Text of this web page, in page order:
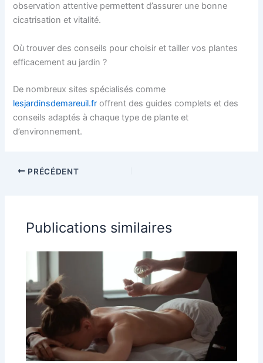
observation attentive permettent d’assurer une bonne
cicatrisation et vitalité.
Où trouver des conseils pour choisir et tailler vos plantes
efficacement au jardin ?
De nombreux sites spécialisés comme
lesjardinsdemareuil.fr offrent des guides complets et des
conseils adaptés à chaque type de plante et
d’environnement.
PRÉCÉDENT
Publications similaires